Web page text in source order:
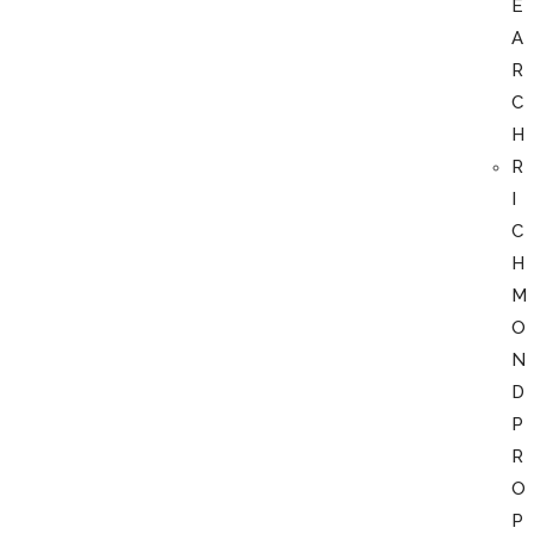
E
A
R
C
H
R
I
C
H
M
O
N
D
P
R
O
P